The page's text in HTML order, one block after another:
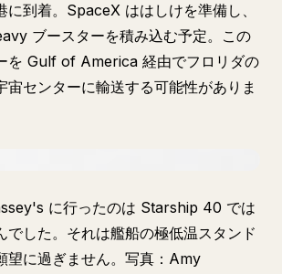
に到着。SpaceX ははしけを準備し、
ブースターを積み込む予定。この
を Gulf of America 経由でフロリダの
宙センターに輸送する可能性がありま
に行ったのは Starship 40 では
でした。それは艦船の極低温スタンド
望に過ぎません。写真：Amy